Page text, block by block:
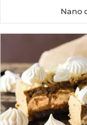
Nano